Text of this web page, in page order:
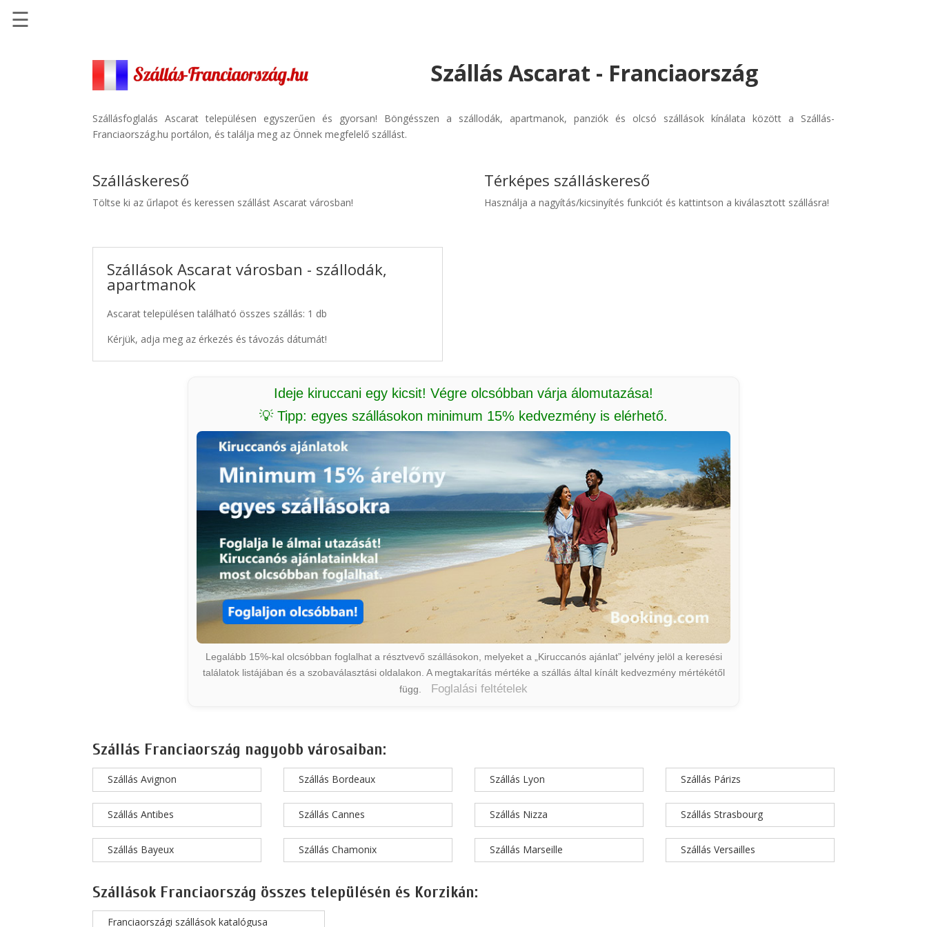
Szállásinfo.eu
Repülőjegy
Autóbérlés
☰
Szállás Ascarat - Franciaország
Szállásfoglalás Ascarat településen egyszerűen és gyorsan! Böngésszen a szállodák, apartmanok, panziók és olcsó szállások kínálata között a Szállás-
Franciaország.hu portálon, és találja meg az Önnek megfelelő szállást.
Szálláskereső
Töltse ki az űrlapot és keressen szállást Ascarat városban!
Szállások Ascarat városban - szállodák,
apartmanok
Ascarat településen található összes szállás: 1 db
Kérjük, adja meg az érkezés és távozás dátumát!
Térképes szálláskereső
Használja a nagyítás/kicsinyítés funkciót és kattintson a kiválasztott szállásra!
Ideje kiruccani egy kicsit! Végre olcsóbban várja álomutazása!
💡 Tipp: egyes szállásokon minimum 15% kedvezmény is elérhető.
Legalább 15%-kal olcsóbban foglalhat a résztvevő szállásokon, melyeket a „Kiruccanós ajánlat” jelvény jelöl a keresési
találatok listájában és a szobaválasztási oldalakon. A megtakarítás mértéke a szállás által kínált kedvezmény mértékétől
függ.
Foglalási feltételek
Szállás Franciaország nagyobb városaiban:
Szállás Avignon
Szállás Antibes
Szállás Bayeux
Szállás Bordeaux
Szállás Cannes
Szállás Chamonix
Szállás Lyon
Szállás Nizza
Szállás Marseille
Szállás Párizs
Szállás Strasbourg
Szállás Versailles
Szállások Franciaország összes településén és Korzikán:
Franciaországi szállások katalógusa